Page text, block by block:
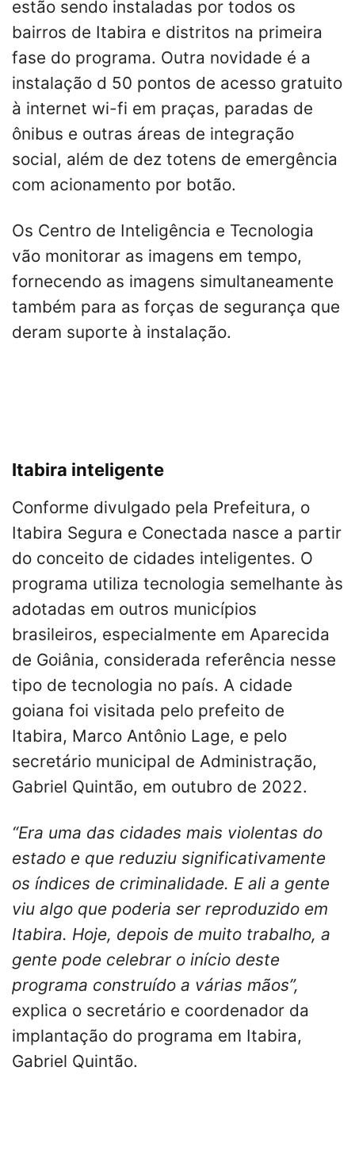
estão sendo instaladas por todos os
bairros de Itabira e distritos na primeira
fase do programa. Outra novidade é a
instalação d 50 pontos de acesso gratuito
à internet wi-fi em praças, paradas de
ônibus e outras áreas de integração
social, além de dez totens de emergência
com acionamento por botão.
Os Centro de Inteligência e Tecnologia
vão monitorar as imagens em tempo,
fornecendo as imagens simultaneamente
também para as forças de segurança que
deram suporte à instalação.
Itabira inteligente
Conforme divulgado pela Prefeitura, o
Itabira Segura e Conectada nasce a partir
do conceito de cidades inteligentes. O
programa utiliza tecnologia semelhante às
adotadas em outros municípios
brasileiros, especialmente em Aparecida
de Goiânia, considerada referência nesse
tipo de tecnologia no país. A cidade
goiana foi visitada pelo prefeito de
Itabira, Marco Antônio Lage, e pelo
secretário municipal de Administração,
Gabriel Quintão, em outubro de 2022.
“Era uma das cidades mais violentas do
estado e que reduziu significativamente
os índices de criminalidade. E ali a gente
viu algo que poderia ser reproduzido em
Itabira. Hoje, depois de muito trabalho, a
gente pode celebrar o início deste
programa construído a várias mãos”,
explica o secretário e coordenador da
implantação do programa em Itabira,
Gabriel Quintão.